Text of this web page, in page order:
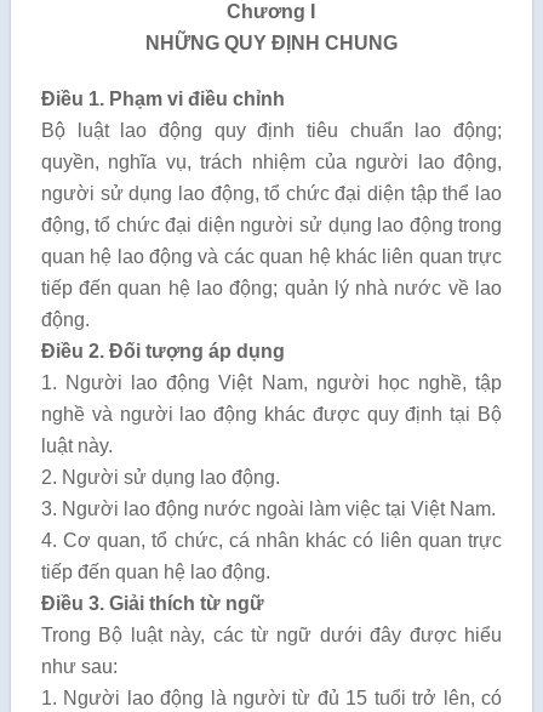
Chương I
NHỮNG QUY ĐỊNH CHUNG
Điều 1. Phạm vi điều chỉnh
Bộ luật lao động quy định tiêu chuẩn lao động;
quyền, nghĩa vụ, trách nhiệm của người lao động,
người sử dụng lao động, tổ chức đại diện tập thể lao
động, tổ chức đại diện người sử dụng lao động trong
quan hệ lao động và các quan hệ khác liên quan trực
tiếp đến quan hệ lao động; quản lý nhà nước về lao
động.
Điều 2. Đối tượng áp dụng
1. Người lao động Việt Nam, người học nghề, tập
nghề và người lao động khác được quy định tại Bộ
luật này.
2. Người sử dụng lao động.
3. Người lao động nước ngoài làm việc tại Việt Nam.
4. Cơ quan, tổ chức, cá nhân khác có liên quan trực
tiếp đến quan hệ lao động.
Điều 3. Giải thích từ ngữ
Trong Bộ luật này, các từ ngữ dưới đây được hiểu
như sau:
1. Người lao động là người từ đủ 15 tuổi trở lên, có